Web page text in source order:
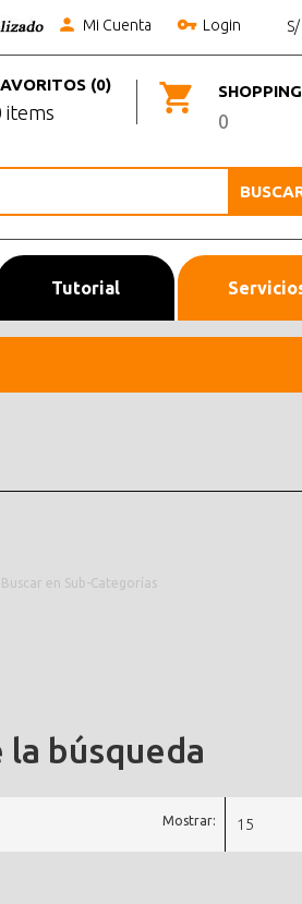
Mi Cuenta Login
0
(0)
items
Tutorial
Buscar en Sub-Categorías
búsqueda
Mostrar: 15